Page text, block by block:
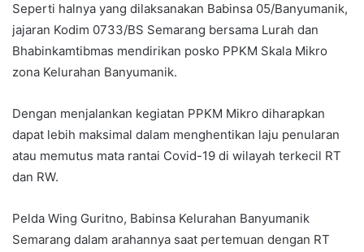
Seperti halnya yang dilaksanakan Babinsa 05/Banyumanik,
jajaran Kodim 0733/BS Semarang bersama Lurah dan
Bhabinkamtibmas mendirikan posko PPKM Skala Mikro
zona Kelurahan Banyumanik.
Dengan menjalankan kegiatan PPKM Mikro diharapkan
dapat lebih maksimal dalam menghentikan laju penularan
atau memutus mata rantai Covid-19 di wilayah terkecil RT
dan RW.
Pelda Wing Guritno, Babinsa Kelurahan Banyumanik
Semarang dalam arahannya saat pertemuan dengan RT